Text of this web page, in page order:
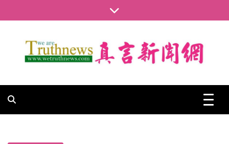
to
真言新聞網